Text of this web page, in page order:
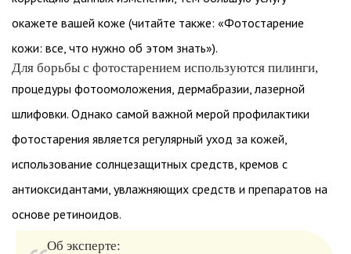
окажете вашей коже (читайте также: «Фотостарение
кожи: все, что нужно об этом знать»).
Для борьбы с фотостарением используются пилинги,
процедуры фотоомоложения, дермабразии, лазерной
шлифовки. Однако самой важной мерой профилактики
фотостарения является регулярный уход за кожей,
использование солнцезащитных средств, кремов с
антиоксидантами, увлажняющих средств и препаратов на
основе ретиноидов.
Об эксперте: